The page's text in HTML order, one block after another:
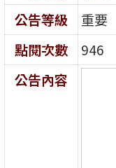
公告等級
重要
點閱次數
946
公告內容